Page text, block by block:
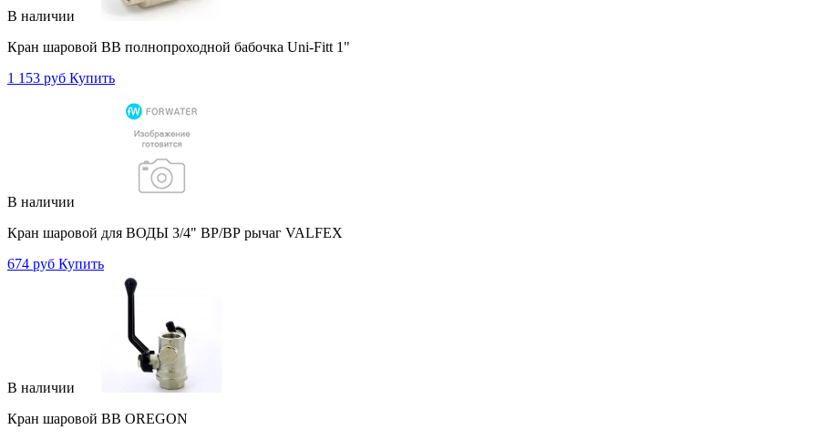
В наличии
Кран шаровой ВВ полнопроходной бабочка Uni-Fitt 1"
1 153 руб Купить
В наличии
Кран шаровой для ВОДЫ 3/4" ВР/ВР рычаг VALFEX
674 руб Купить
В наличии
Кран шаровой ВВ OREGON